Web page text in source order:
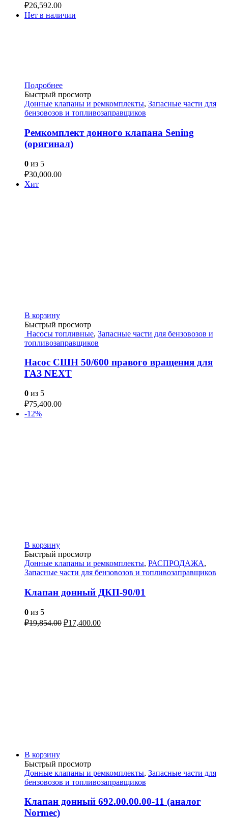
₽26,592.00
Нет в наличии
Подробнее
Быстрый просмотр
Донные клапаны и ремкомплекты, Запасные части для
бензовозов и топливозаправщиков
Ремкомплект донного клапана Sening
(оригинал)
0 из 5
₽30,000.00
Хит
В корзину
Быстрый просмотр
Насосы топливные, Запасные части для бензовозов и
топливозаправщиков
Насос СШН 50/600 правого вращения для
ГАЗ NEXT
0 из 5
₽75,400.00
-12%
В корзину
Быстрый просмотр
Донные клапаны и ремкомплекты, РАСПРОДАЖА,
Запасные части для бензовозов и топливозаправщиков
Клапан донный ДКП-90/01
0 из 5
₽19,854.00 ₽17,400.00
В корзину
Быстрый просмотр
Донные клапаны и ремкомплекты, Запасные части для
бензовозов и топливозаправщиков
Клапан донный 692.00.00.00-11 (аналог
Normec)